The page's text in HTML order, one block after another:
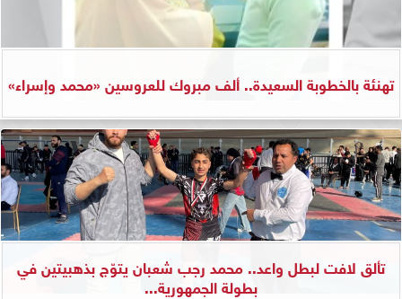
تهنئة بالخطوبة السعيدة.. ألف مبروك للعروسين «محمد وإسراء»
تألق لافت لبطل واعد.. محمد رجب شعبان يتوّج بذهبيتين في
بطولة الجمهورية...